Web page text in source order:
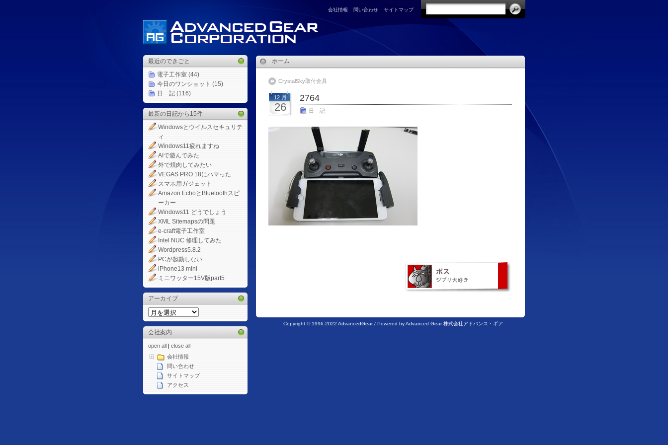
会社情報 問い合わせ サイトマップ
最近のできごと
電子工作室 (44)
今日のワンショット (15)
日 記 (116)
最新の日記から15件
Windowsとウイルスセキュリテ
ィ
Windows11疲れますね
AIで遊んでみた
外で焼肉してみたい
VEGAS PRO 18にハマった
スマホ用ガジェット
Amazon EchoとBluetoothスピ
ーカー
Windows11 どうでしょう
XML Sitemapsの問題
e-craft電子工作室
Intel NUC 修理してみた
Wordpress5.8.2
PCが起動しない
iPhone13 mini
ミニワッター15V版part5
アーカイブ
会社案内
open all | close all
会社情報
問い合わせ
サイトマップ
アクセス
ホーム
CrystalSky取付金具
12 月
26
2764
日 記
Copyright © 1996-2022 AdvancedGear / Powered by Advanced Gear 株式会社アドバンス・ギア